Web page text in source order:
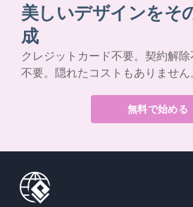
美しいデザインをそ
成
クレジットカード不要。契約解
不要。隠れたコストもありません。
無料で始める